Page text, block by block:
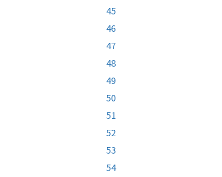
45
46
47
48
49
50
51
52
53
54